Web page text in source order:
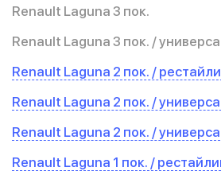
Renault Laguna 3 пок.
Renault Laguna 3 пок. /
Renault Laguna 2 пок. /
Renault Laguna 2 пок. /
Renault Laguna 2 пок. /
Renault Laguna 1 пок. /